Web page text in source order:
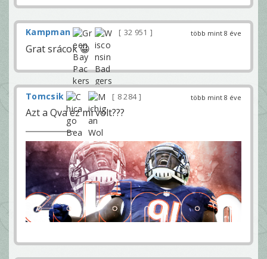
több mint 8 éve
Kampman 32 951
Grat srácok 😀
több mint 8 éve
Tomcsik 8 284
Azt a Qva ez mi volt???